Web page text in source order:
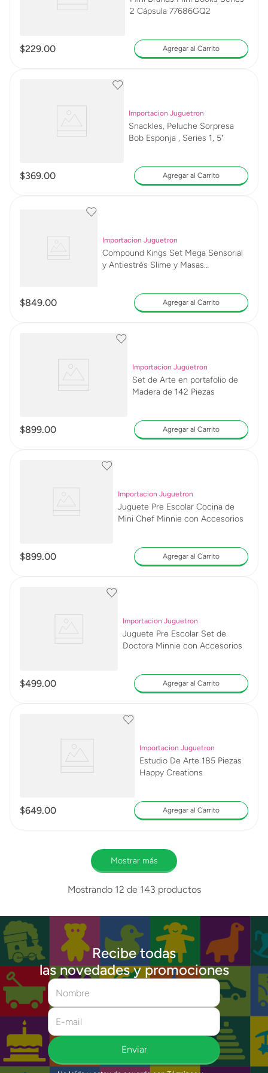
2 Cápsula 77686GQ2
$229.00 Agregar al Carrito
Importacion Juguetron
Snackles, Peluche Sorpresa
Bob Esponja , Series 1, 5"
$369.00 Agregar al Carrito
Importacion Juguetron
Compound Kings Set Mega Sensorial
y Antiestrés Slime y Masas
$849.00 Agregar al Carrito
Importacion Juguetron
Set de Arte en portafolio de
Madera de 142 Piezas
$899.00 Agregar al Carrito
Importacion Juguetron
Juguete Pre Escolar Cocina de
Mini Chef Minnie con Accesorios
$899.00 Agregar al Carrito
Importacion Juguetron
Juguete Pre Escolar Set de
Doctora Minnie con Accesorios
$499.00 Agregar al Carrito
Importacion Juguetron
Estudio De Arte 185 Piezas
Happy Creations
$649.00 Agregar al Carrito
Mostrar más
Mostrando 12 de 143 productos
Recibe todas
las novedades y promociones
Enviar